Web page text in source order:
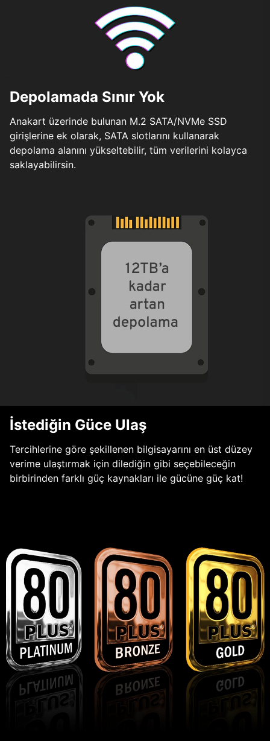
Depolamada Sınır Yok
Anakart üzerinde bulunan M.2 SATA/NVMe SSD
girişlerine ek olarak, SATA slotlarını kullanarak
depolama alanını yükseltebilir, tüm verilerini kolayca
saklayabilirsin.
İstediğin Güce Ulaş
Tercihlerine göre şekillenen bilgisayarını en üst düzey
verime ulaştırmak için dilediğin gibi seçebileceğin
birbirinden farklı güç kaynakları ile gücüne güç kat!